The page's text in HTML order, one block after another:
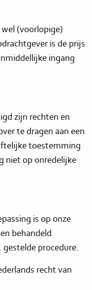
(voorlopige)
is de prijs
ingang
zijn rechten en
te dragen aan een
toestemming
niet op onredelijke
is op onze
behandeld
procedure.
recht van